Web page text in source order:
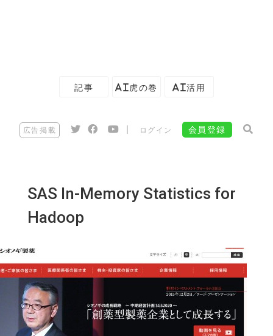
記事 AI虎の巻 AI活用
広告掲載 ログイン 会員登録
SAS In-Memory Statistics for
Hadoop